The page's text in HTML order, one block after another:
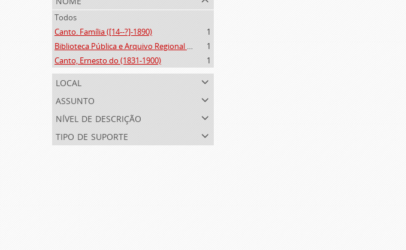
Todos
Canto. Família ([14--?]-1890)
1
Biblioteca Pública e Arquivo Regional de Ponta Delgada (1841- )
1
Canto, Ernesto do (1831-1900)
1
local
assunto
nível de descrição
tipo de suporte